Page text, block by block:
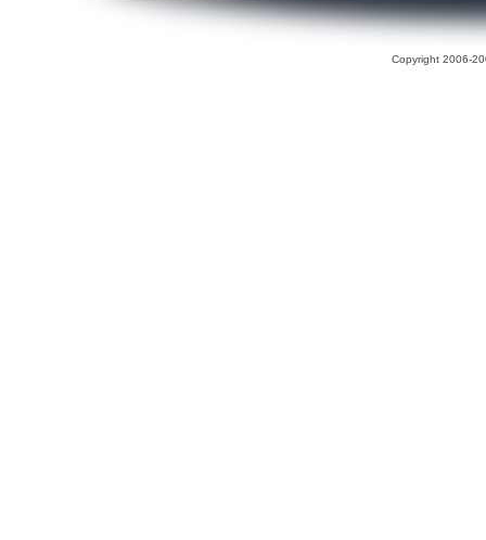
Copyright 2006-